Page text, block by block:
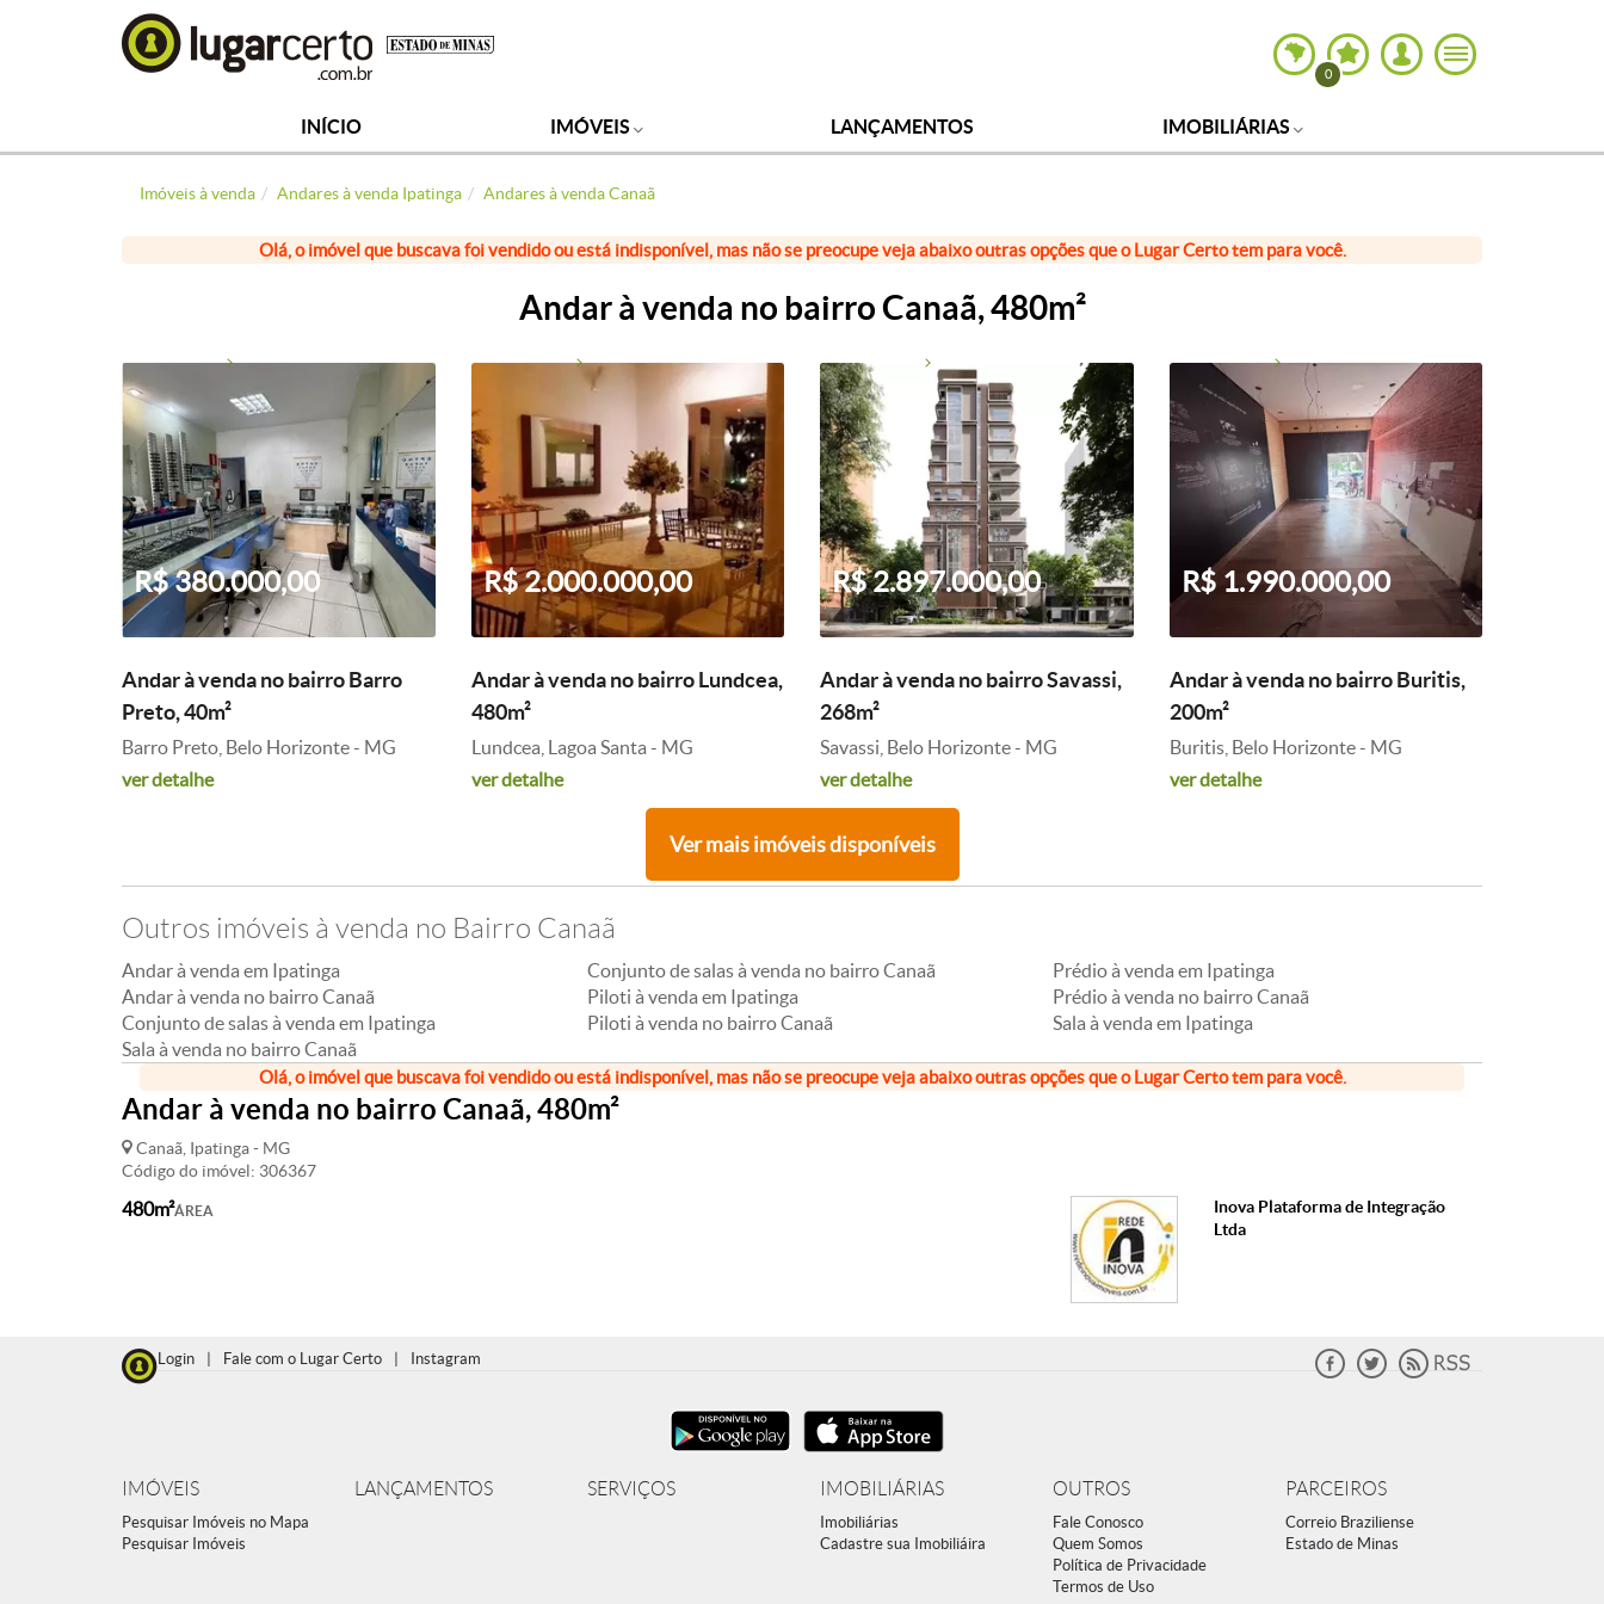
0
INÍCIO IMÓVEIS LANÇAMENTOS IMOBILIÁRIAS
Imóveis à venda Andares à venda Ipatinga Andares à venda Canaã
Olá, o imóvel que buscava foi vendido ou está indisponível, mas não se preocupe veja abaixo outras opções que o Lugar Certo tem para você.
Andar à venda no bairro Canaã, 480m²
R$ 380.000,00
Andar à venda no bairro Barro
Preto, 40m²
Barro Preto, Belo Horizonte - MG
ver detalhe
R$ 2.000.000,00
Andar à venda no bairro Lundcea,
480m²
Lundcea, Lagoa Santa - MG
ver detalhe
R$ 2.897.000,00
Andar à venda no bairro Savassi,
268m²
Savassi, Belo Horizonte - MG
ver detalhe
R$ 1.990.000,00
Andar à venda no bairro Buritis,
200m²
Buritis, Belo Horizonte - MG
ver detalhe
Ver mais imóveis disponíveis
Outros imóveis à venda no Bairro Canaã
Andar à venda em Ipatinga
Andar à venda no bairro Canaã
Conjunto de salas à venda em Ipatinga
Conjunto de salas à venda no bairro Canaã
Piloti à venda em Ipatinga
Piloti à venda no bairro Canaã
Prédio à venda em Ipatinga
Prédio à venda no bairro Canaã
Sala à venda em Ipatinga
Sala à venda no bairro Canaã
Olá, o imóvel que buscava foi vendido ou está indisponível, mas não se preocupe veja abaixo outras opções que o Lugar Certo tem para você.
Andar à venda no bairro Canaã, 480m²
Canaã, Ipatinga - MG
Código do imóvel: 306367
ÁREA
480m²
Inova Plataforma de Integração
Ltda
Login | Fale com o Lugar Certo | Instagram
IMÓVEIS
Pesquisar Imóveis no Mapa
Pesquisar Imóveis
LANÇAMENTOS SERVIÇOS IMOBILIÁRIAS
Imobiliárias
Cadastre sua Imobiliáira
OUTROS
Fale Conosco
Quem Somos
Política de Privacidade
Termos de Uso
PARCEIROS
Correio Braziliense
Estado de Minas